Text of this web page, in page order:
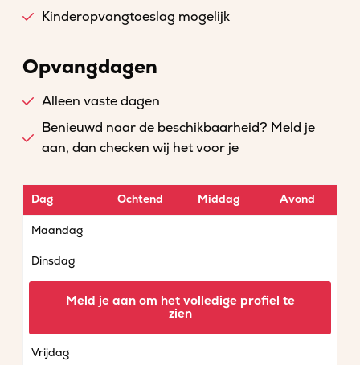
Kinderopvangtoeslag mogelijk
Opvangdagen
Alleen vaste dagen
Benieuwd naar de beschikbaarheid? Meld je
aan, dan checken wij het voor je
Dag Ochtend Middag Avond
Maandag
Dinsdag
Vrijdag
Meld je aan om het volledige profiel te
zien